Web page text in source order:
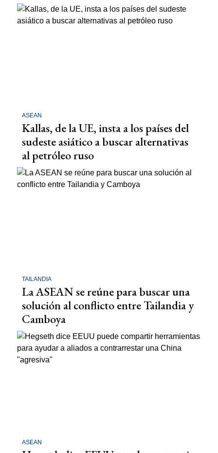
ASEAN
Kallas, de la UE, insta a los países del
sudeste asiático a buscar alternativas
al petróleo ruso
TAILANDIA
La ASEAN se reúne para buscar una
solución al conflicto entre Tailandia y
Camboya
ASEAN